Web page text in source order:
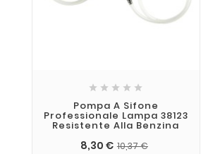
    
Pompa A Sifone
Professionale Lampa 38123
Resistente Alla Benzina
8,30 € 10,37 €